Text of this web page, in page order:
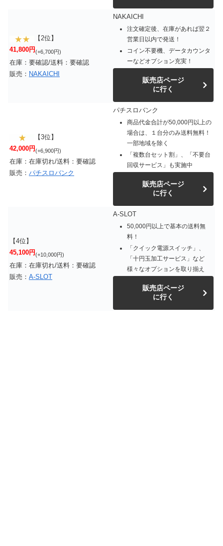
【2位】
41,800円(+6,700円)
在庫：要確認/送料：要確認
販売： NAKAICHI
NAKAICHI
注文確定後、在庫があれば翌２
営業日以内で発送！
コイン不要機、データカウンタ
ーなどオプション充実！
販売店ページ
に行く
【3位】
42,000円(+6,900円)
在庫：在庫切れ/送料：要確認
販売： パチスロバンク
パチスロバンク
商品代金合計が50,000円以上の
場合は、１台分のみ送料無料！
一部地域を除く
「複数台セット割」、「不要台
回収サービス」も実施中
販売店ページ
に行く
【4位】
45,100円(+10,000円)
在庫：在庫切れ/送料：要確認
販売： A-SLOT
A-SLOT
50,000円以上で基本の送料無
料！
「クイック電源スイッチ」、
「十円玉加工サービス」など
様々なオプションを取り揃え
販売店ページ
に行く